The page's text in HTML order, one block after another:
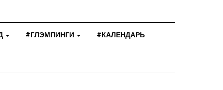
#ГЛЭМПИНГИ #КАЛЕНДАРЬ